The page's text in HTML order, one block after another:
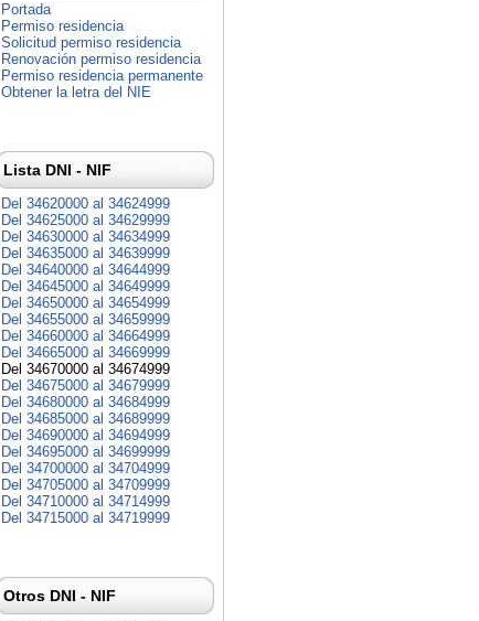
Portada
Permiso residencia
Solicitud permiso residencia
Renovación permiso residencia
Permiso residencia permanente
Obtener la letra del NIE
Lista DNI - NIF
Del 34620000 al 34624999
Del 34625000 al 34629999
Del 34630000 al 34634999
Del 34635000 al 34639999
Del 34640000 al 34644999
Del 34645000 al 34649999
Del 34650000 al 34654999
Del 34655000 al 34659999
Del 34660000 al 34664999
Del 34665000 al 34669999
Del 34670000 al 34674999
Del 34675000 al 34679999
Del 34680000 al 34684999
Del 34685000 al 34689999
Del 34690000 al 34694999
Del 34695000 al 34699999
Del 34700000 al 34704999
Del 34705000 al 34709999
Del 34710000 al 34714999
Del 34715000 al 34719999
Otros DNI - NIF